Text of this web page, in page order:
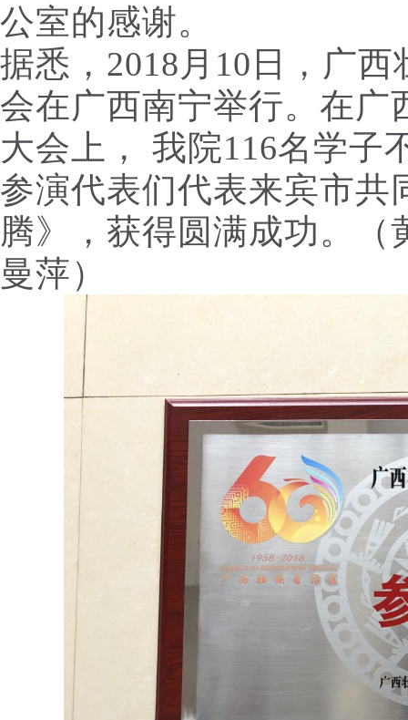
公室的感谢。
据悉，2018月10日，广
会在广西南宁举行。在广
大会上， 我院116名学子
参演代表们代表来宾市共
腾》，获得圆满成功。
曼萍）